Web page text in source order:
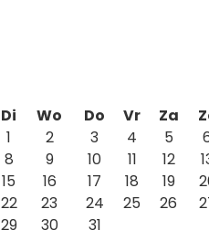
Di Wo Do Vr Za
1 2 3 4 5
8 9 10 11 12
15 16 17 18 19
22 23 24 25 26
29 30 31